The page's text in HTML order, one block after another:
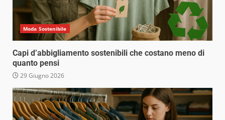
Moda Sostenibile
Capi d’abbigliamento sostenibili che costano meno di
quanto pensi
29 Giugno 2026